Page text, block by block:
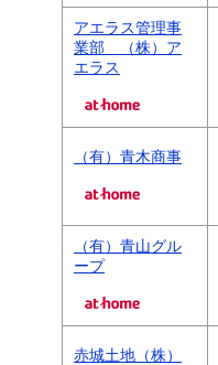
アエラス管理事
業部 （株）ア
エラス
（有）青木商事
（有）青山グル
ープ
赤城土地（株）